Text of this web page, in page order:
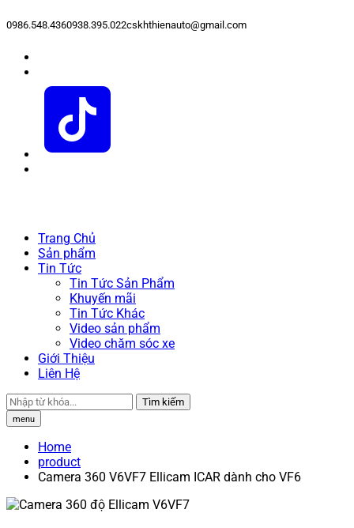
0986.548.4360938.395.022cskhthienauto@gmail.com
Trang Chủ
Sản phẩm
Tin Tức
Tin Tức Sản Phẩm
Khuyến mãi
Tin Tức Khác
Video sản phẩm
Video chăm sóc xe
Giới Thiệu
Liên Hệ
Tìm kiếm
menu
Home
product
Camera 360 V6VF7 Ellicam ICAR dành cho VF6